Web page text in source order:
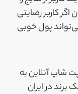
کاربر رضایتی
پول خوبی
شاپ آنلاین به
در ایران